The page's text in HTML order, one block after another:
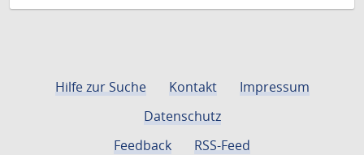
Hilfe zur Suche Kontakt
Impressum
Datenschutz
Feedback
RSS-Feed